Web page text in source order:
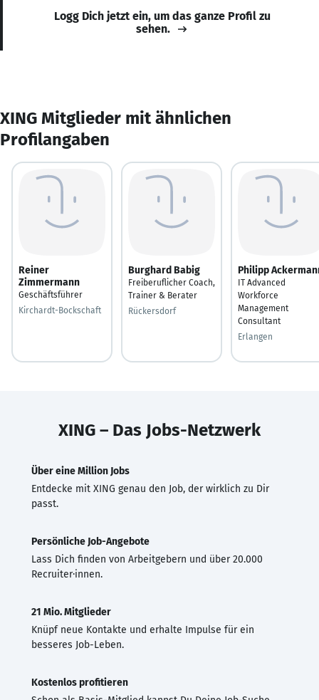
Logg Dich jetzt ein, um das ganze Profil zu
sehen.
XING Mitglieder mit ähnlichen
Profilangaben
Reiner
Zimmermann
Geschäftsführer
Kirchardt-Bockschaft
Burghard Babig
Freiberuflicher Coach,
Trainer & Berater
Rückersdorf
Philipp
IT Advanced
Workforce
Management
Consultant
Erlangen
XING – Das Jobs-Netzwerk
Über eine Million Jobs
Entdecke mit XING genau den Job, der wirklich zu Dir
passt.
Persönliche Job-Angebote
Lass Dich finden von Arbeitgebern und über 20.000
Recruiter·innen.
21 Mio. Mitglieder
Knüpf neue Kontakte und erhalte Impulse für ein
besseres Job-Leben.
Kostenlos profitieren